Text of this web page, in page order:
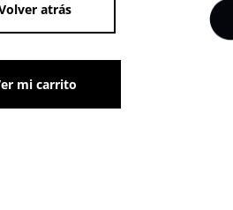
atrás
mi carrito